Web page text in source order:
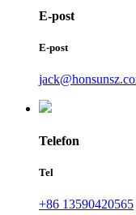
E-post
E-post
Telefon
Tel
+86 13590420565